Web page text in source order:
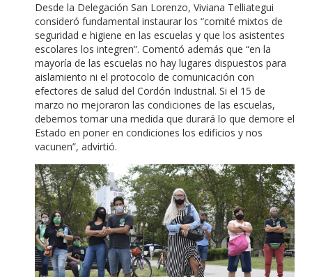
Desde la Delegación San Lorenzo, Viviana Telliategui
consideró fundamental instaurar los “comité mixtos de
seguridad e higiene en las escuelas y que los asistentes
escolares los integren”. Comentó además que “en la
mayoría de las escuelas no hay lugares dispuestos para
aislamiento ni el protocolo de comunicación con
efectores de salud del Cordón Industrial. Si el 15 de
marzo no mejoraron las condiciones de las escuelas,
debemos tomar una medida que durará lo que demore el
Estado en poner en condiciones los edificios y nos
vacunen”, advirtió.